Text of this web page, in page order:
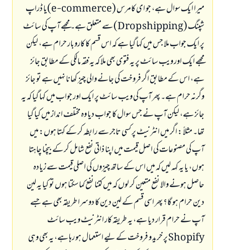
میرا ایک سوال ہے، جو ای کامرس (e-commerce)یا ڈراپ
شپنگ (
Dropshipping
) سے متعلق ہے۔ مجھے آپ کی سائٹ
پر ایک جواب ملا جس میں کہا گیا ہے کہ اس قسم کا کاروبار حرام ہے، لیکن
مجھے ایک اور ویب سائٹ پر یہ فتوی بھی ملا کہ یہ فقہ مالکی کے مطابق جائز
ہے، اس کے مطابق اگر فروخت کی جانے والی چیز کھانا نہیں ہے تو جائز
وگرنہ حرام ہے۔ پھر آپ کی ویب سائٹ پر ایک اور جواب میں کہا گیا کہ یہ
جائز ہے، لیکن آپ نے جس سوال کا جواب دیا وہ مختلف انداز میں کیا گیا
تھا۔ مثلاً : اگر میں انٹرنیٹ پر کسی تاجر سے رابطہ کر کے کہتا ہوں: میں
آپ کی مصنوعات کی اصل قیمت میں اپنا ذاتی نفع شامل کر کے بیچنا چاہتا
ہوں، یا یہ کہہ لیں کہ میں اس کے ساتھ چیزوں کی اصلی قیمت سے زیادہ
حاصل ہونے والا نفع متعین کر لوں کہ میں کتنا نفع کما سکتا ہوں تو کیا یہ لین
دین حرام ہو گا؟ پھر اسی قسم کے لین دین کا دوسرا طریقہ بھی ہے جسے
آپ نے حرام قرار دیا ہے، یہ طریقہ کار انٹرنیٹ ویب سائٹ
Shopifyپر خرید و فروخت کے لیے استعمال ہو رہا ہے، یہ بھی وہی